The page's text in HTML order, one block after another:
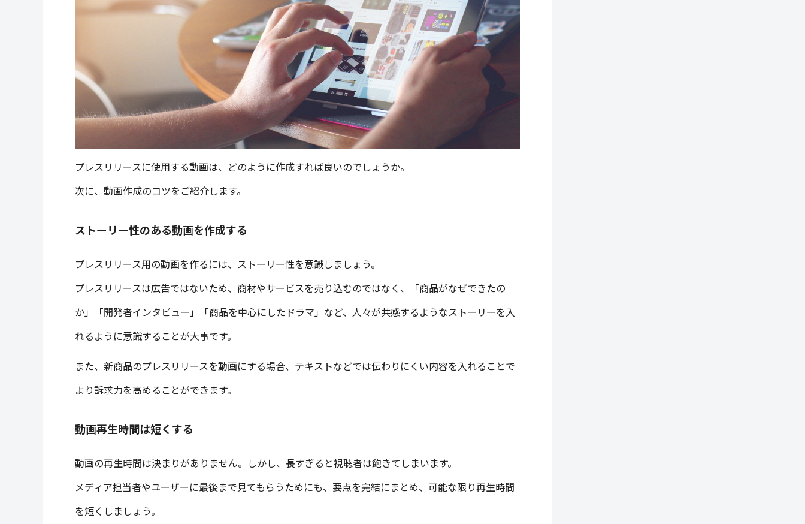
プレスリリースに使用する動画は、どのように作成すれば良いのでしょうか。
次に、動画作成のコツをご紹介します。
ストーリー性のある動画を作成する
プレスリリース用の動画を作るには、ストーリー性を意識しましょう。
プレスリリースは広告ではないため、商材やサービスを売り込むのではなく、「商品がなぜできたの
か」「開発者インタビュー」「商品を中心にしたドラマ」など、人々が共感するようなストーリーを入
れるように意識することが大事です。
また、新商品のプレスリリースを動画にする場合、テキストなどでは伝わりにくい内容を入れることで
より訴求力を高めることができます。
動画再生時間は短くする
動画の再生時間は決まりがありません。しかし、長すぎると視聴者は飽きてしまいます。
メディア担当者やユーザーに最後まで見てもらうためにも、要点を完結にまとめ、可能な限り再生時間
を短くしましょう。